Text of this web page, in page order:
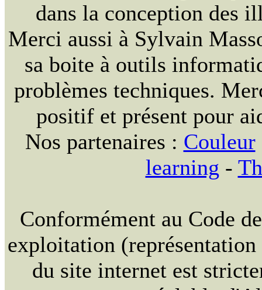
dans la conception des
Merci aussi à Sylvain
sa boite à outils
problèmes techniques.
positif et présent pour
Nos partenaires : Couleur
learning -
Conformément au Code
exploitation
du site internet est